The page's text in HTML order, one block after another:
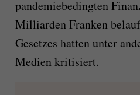
pandemiebedingten
Milliarden Franken
Gesetzes hatten unter
Medien kritisiert.